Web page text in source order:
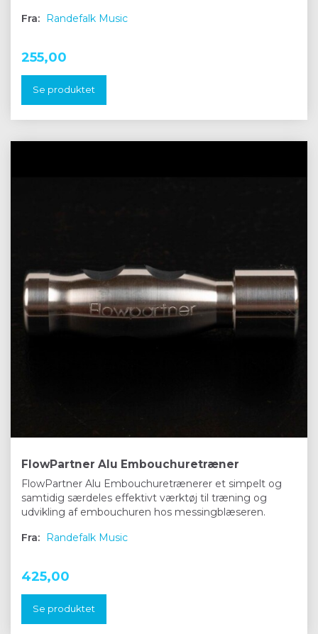
Fra: Randefalk Music
255,00
Se produktet
FlowPartner Alu Embouchuretræner
FlowPartner Alu Embouchuretrænerer et simpelt og
samtidig særdeles effektivt værktøj til træning og
udvikling af embouchuren hos messingblæseren.
Fra: Randefalk Music
425,00
Se produktet